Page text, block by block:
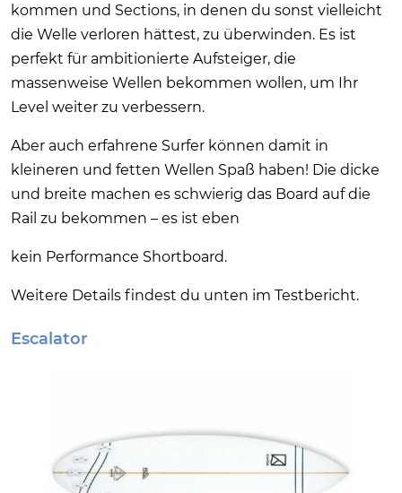
kommen und Sections, in denen du sonst vielleicht
die Welle verloren hättest, zu überwinden. Es ist
perfekt für ambitionierte Aufsteiger, die
massenweise Wellen bekommen wollen, um Ihr
Level weiter zu verbessern.
Aber auch erfahrene Surfer können damit in
kleineren und fetten Wellen Spaß haben! Die dicke
und breite machen es schwierig das Board auf die
Rail zu bekommen – es ist eben
kein Performance Shortboard.
Weitere Details findest du unten im Testbericht.
Escalator